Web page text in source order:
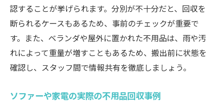
認することが挙げられます。分別が不十分だと、回収を
断られるケースもあるため、事前のチェックが重要で
す。また、ベランダや屋外に置かれた不用品は、雨や汚
れによって重量が増すこともあるため、搬出前に状態を
確認し、スタッフ間で情報共有を徹底しましょう。
ソファーや家電の実際の不用品回収事例